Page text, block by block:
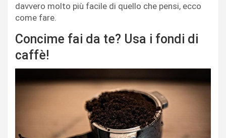
davvero molto più facile di quello che pensi, ecco
come fare.
Concime fai da te? Usa i fondi di
caffè!